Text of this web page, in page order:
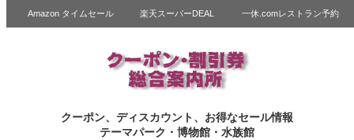
Amazon タイムセール 楽天スーパーDEAL 一休.comレストラン予約
クーポン、ディスカウント、お得なセール情報
テーマパーク・博物館・水族館